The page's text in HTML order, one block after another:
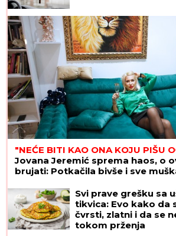
"NEĆE BITI KAO ONA KOJU PIŠU
Jovana Jeremić sprema haos, o
brujati: Potkačila bivše i sve
Svi prave grešku sa
tikvica: Evo kako da
čvrsti, zlatni i da se
tokom prženja